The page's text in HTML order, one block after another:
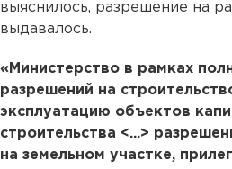
выяснилось, разрешение на
выдавалось.
«Министерство в рамках
разрешений на
эксплуатацию объектов
строительства <...>
на земельном участке,